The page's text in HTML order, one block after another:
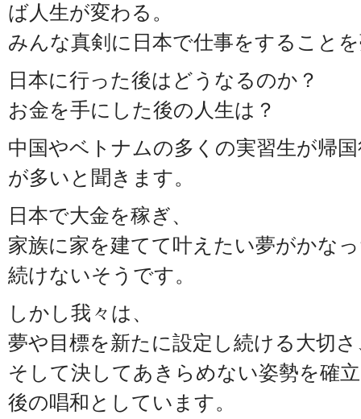
ば人生が変わる。
みんな真剣に日本で仕事をすること
日本に行った後はどうなるのか？
お金を手にした後の人生は？
中国やベトナムの多くの実習生が帰
が多いと聞きます。
日本で大金を稼ぎ、
家族に家を建てて叶えたい夢がかな
続けないそうです。
しかし我々は、
夢や目標を新たに設定し続ける大切さ
そして決してあきらめない姿勢を確
後の唱和としています。